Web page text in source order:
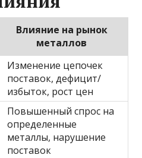
Влияние на рынок
металлов
Изменение цепочек
поставок, дефицит/
избыток, рост цен
Повышенный спрос на
определенные
металлы, нарушение
поставок